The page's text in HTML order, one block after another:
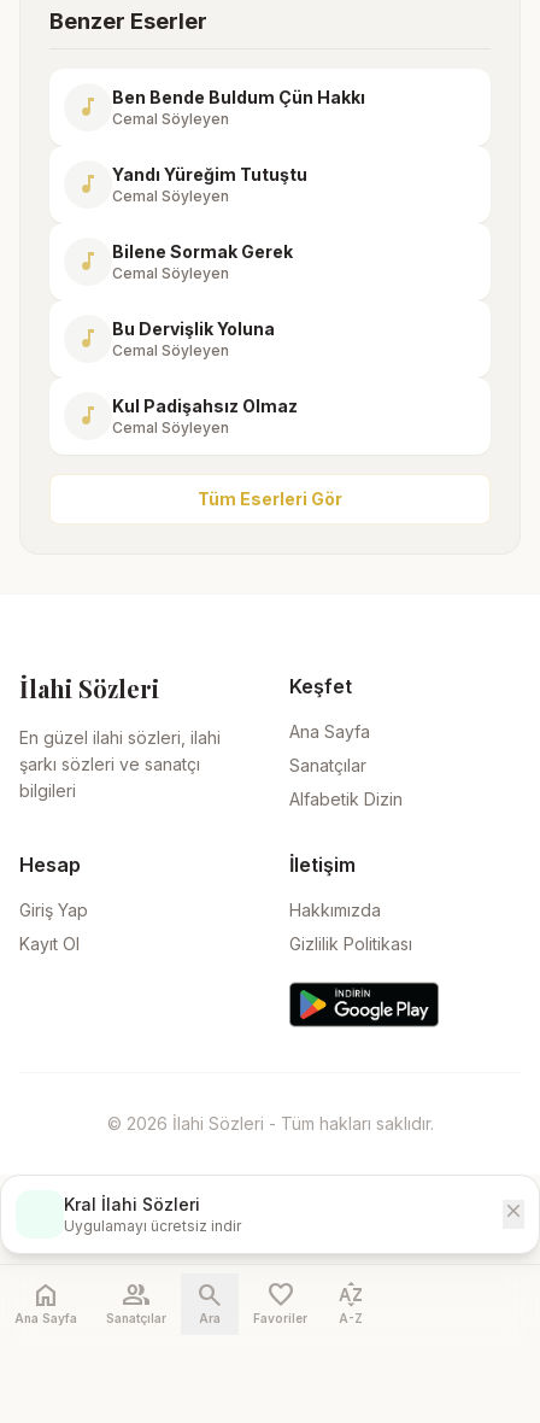
Benzer Eserler
music_note Ben Bende Buldum Çün Hakkı
Cemal Söyleyen
music_note Yandı Yüreğim Tutuştu
Cemal Söyleyen
music_note Bilene Sormak Gerek
Cemal Söyleyen
music_note Bu Dervişlik Yoluna
Cemal Söyleyen
music_note Kul Padişahsız Olmaz
Cemal Söyleyen
Tüm Eserleri Gör
İlahi Sözleri
En güzel ilahi sözleri, ilahi
şarkı sözleri ve sanatçı
bilgileri
Keşfet
Ana Sayfa
Sanatçılar
Alfabetik Dizin
Hesap
Giriş Yap
Kayıt Ol
İletişim
Hakkımızda
Gizlilik Politikası
© 2026 İlahi Sözleri - Tüm hakları saklıdır.
Kral İlahi Sözleri
Uygulamayı ücretsiz indir
close
home
Ana Sayfa
people
Sanatçılar
search
Ara
favorite
Favoriler
sort_by_alpha
A-Z